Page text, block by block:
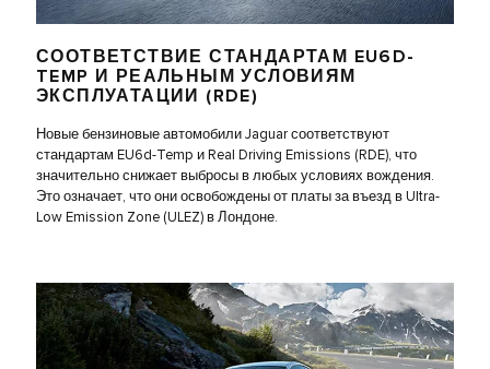
СООТВЕТСТВИЕ СТАНДАРТАМ EU6D-
TEMP И РЕАЛЬНЫМ УСЛОВИЯМ
ЭКСПЛУАТАЦИИ (RDE)
Новые бензиновые автомобили Jaguar соответствуют
стандартам EU6d-Temp и Real Driving Emissions (RDE), что
значительно снижает выбросы в любых условиях вождения.
Это означает, что они освобождены от платы за въезд в Ultra-
Low Emission Zone (ULEZ) в Лондоне.